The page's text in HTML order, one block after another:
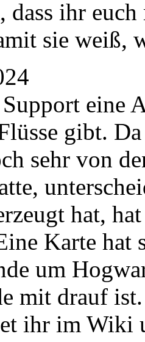
dass ihr
sie weiß,
eine
gibt.
sehr von
hat,
Karte hat
um
mit drauf
ihr im Wiki